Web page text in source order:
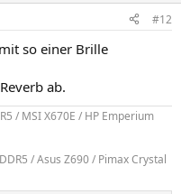
#12
so einer Brille
ab.
/ MSI X670E / HP Emperium
/ Asus Z690 / Pimax Crystal